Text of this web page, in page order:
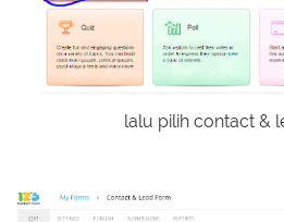
lalu pilih contact &